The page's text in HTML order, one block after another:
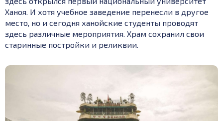
Ханоя. И хотя учебное заведение перенесли в другое
место, но и сегодня ханойские студенты проводят
здесь различные мероприятия. Храм сохранил свои
старинные постройки и реликвии.